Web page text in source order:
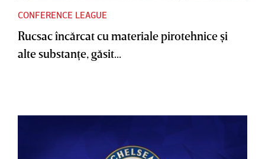
CONFERENCE LEAGUE
Rucsac încărcat cu materiale pirotehnice şi
alte substanţe, găsit...